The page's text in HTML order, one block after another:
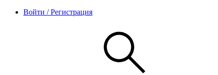
Войти / Регистрация